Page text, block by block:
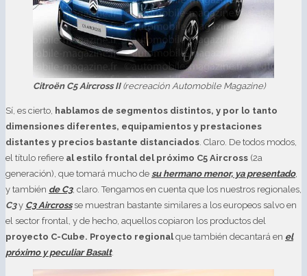
Citroën C5 Aircross II(recreación Automobile Magazine)
Sí, es cierto, hablamos de segmentos distintos, y por lo tanto
dimensiones diferentes, equipamientos y prestaciones
distantes y precios bastante distanciados . Claro. De todos modos,
el título refiere al estilo frontal del próximo C5 Aircross (2a
generación), que tomará mucho de su hermano menor, ya presentado,
y también de C3, claro. Tengamos en cuenta que los nuestros regionales,
C3y C3 Aircrossse muestran bastante similares a los europeos salvo en
el sector frontal, y de hecho, aquellos copiaron los productos del
proyecto C-Cube. Proyecto regionalque también decantará en el
próximo y peculiar Basalt.